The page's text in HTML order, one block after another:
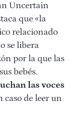
Uncertain
que «la
relacionado
se libera
por la que las
bebés.
las voces
caso de leer un